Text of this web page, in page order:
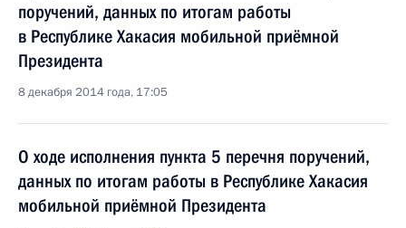
поручений, данных по итогам работы
в Республике Хакасия мобильной приёмной
Президента
8 декабря 2014 года, 17:05
О ходе исполнения пункта 5 перечня поручений,
данных по итогам работы в Республике Хакасия
мобильной приёмной Президента